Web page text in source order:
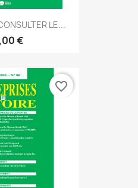
LE...
€
favorite_border